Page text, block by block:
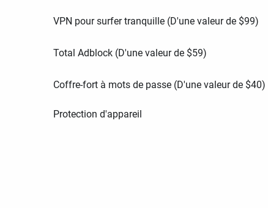
VPN pour surfer tranquille (D'une valeur de $99)
Total Adblock (D'une valeur de $59)
Coffre-fort à mots de passe (D'une valeur de $40)
Protection d'appareil